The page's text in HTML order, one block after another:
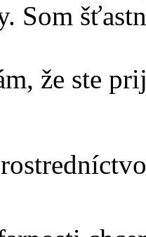
Som
že ste